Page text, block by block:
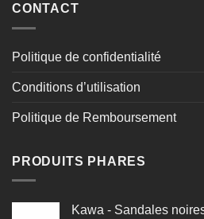
CONTACT
Politique de confidentialité
Conditions d’utilisation
Politique de Remboursement
PRODUITS PHARES
Kawa - Sandales